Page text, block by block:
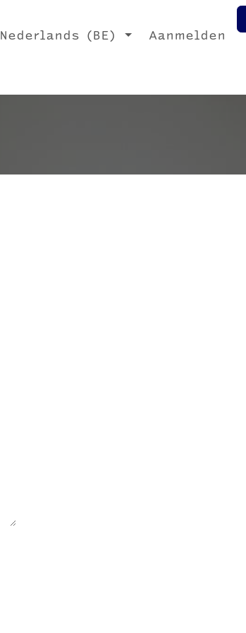
Nederlands (BE) Aanmelden